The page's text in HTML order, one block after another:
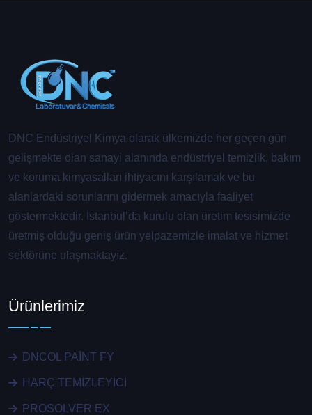
DNC Endüstriyel Kimya olarak ülkemizde her geçen gün
gelişmekte olan sanayi alanında endüstriyel temizlik, bakım
ve koruma kimyasalları ihtiyacını karşılamak ve bu
alanlardaki sorunlarını gidermek amacıyla faaliyet
göstermektedir. İstanbul’da kurulu olan üretim tesisimizde
üretmiş olduğu geniş ürün yelpazemizle imalat ve hizmet
sektörüne ulaşmaktayız.
Ürünlerimiz
DNCOL PAİNT FY
HARÇ TEMİZLEYİCİ
PROSOLVER EX